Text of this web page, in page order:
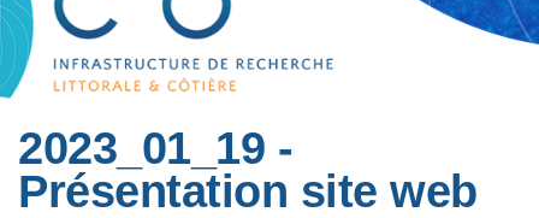
2023_01_19 -
Présentation site web